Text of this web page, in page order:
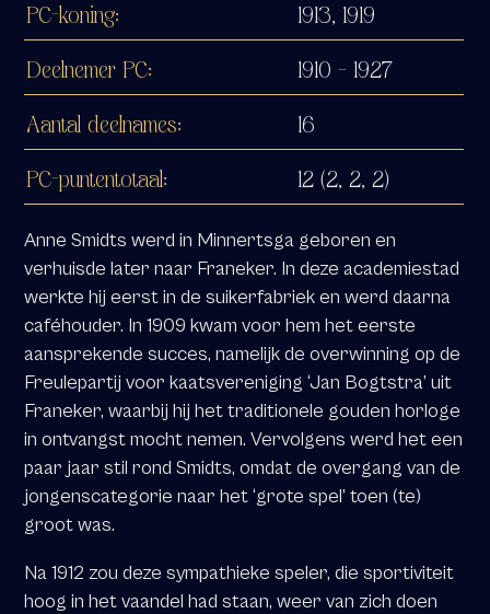
PC-koning: 1913, 1919
Deelnemer PC: 1910 – 1927
Aantal deelnames: 16
PC-puntentotaal: 12 (2, 2, 2)
Anne Smidts werd in Minnertsga geboren en
verhuisde later naar Franeker. In deze academiestad
werkte hij eerst in de suikerfabriek en werd daarna
caféhouder. In 1909 kwam voor hem het eerste
aansprekende succes, namelijk de overwinning op de
Freulepartij voor kaatsvereniging ‘Jan Bogtstra’ uit
Franeker, waarbij hij het traditionele gouden horloge
in ontvangst mocht nemen. Vervolgens werd het een
paar jaar stil rond Smidts, omdat de overgang van de
jongenscategorie naar het ‘grote spel’ toen (te)
groot was.
Na 1912 zou deze sympathieke speler, die sportiviteit
hoog in het vaandel had staan, weer van zich doen